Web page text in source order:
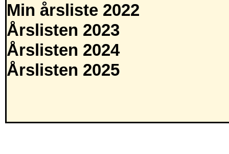
Min årsliste 2022
Årslisten 2023
Årslisten 2024
Årslisten 2025